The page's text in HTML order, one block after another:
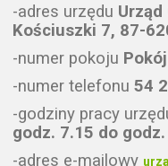
-adres urzędu Urząd
Kościuszki 7, 87-
-numer pokoju
-numer telefonu54
-godziny pracy
godz. 7.15 do
-adres e-mailowy